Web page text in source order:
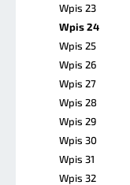
Wpis 23
Wpis 24
Wpis 25
Wpis 26
Wpis 27
Wpis 28
Wpis 29
Wpis 30
Wpis 31
Wpis 32